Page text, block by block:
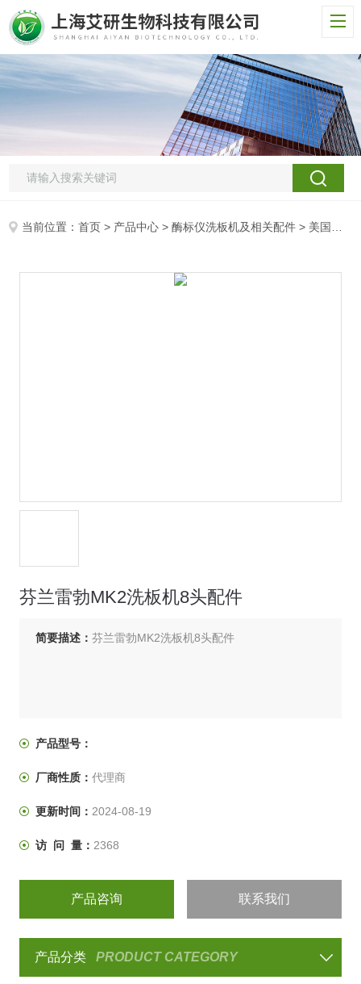
当前位置：首页 > 产品中心 >酶标仪洗板机及相关配件 > 美国热电洗板机配件
芬兰雷勃MK2洗板机8头配件
简要描述： 芬兰雷勃MK2洗板机8头配件
产品型号：
厂商性质： 代理商
更新时间： 2024-08-19
访 问 量： 2368
产品咨询 联系我们
产品分类 PRODUCT CATEGORY